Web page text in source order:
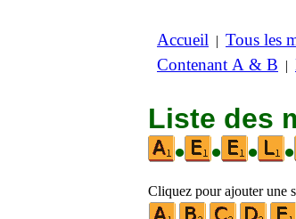
Accueil | Tous les
Contenant A & B |
Liste des
•
• • •
Cliquez pour ajouter une